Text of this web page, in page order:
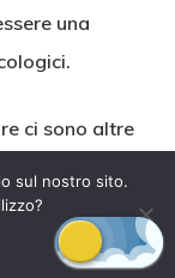
una
ci sono altre
Disse
e ci
sul nostro sito.